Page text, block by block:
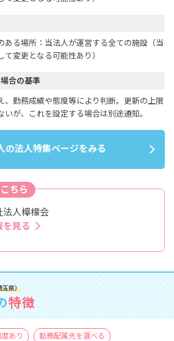
ある場所：当法人が運営する全ての施設（当
変更となる可能性あり）
合の基準
、勤務成績や態度等により判断。更新の上限
いが、これを設定する場合は別途通知。
の法人特集ページをみる
ちら
法人檸檬会
を見る
玉県）
特徴
あり 勤務配属先を選べる